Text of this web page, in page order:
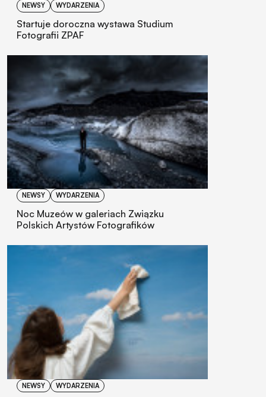
NEWSY WYDARZENIA
Startuje doroczna wystawa Studium
Fotografii ZPAF
NEWSY WYDARZENIA
Noc Muzeów w galeriach Związku
Polskich Artystów Fotografików
NEWSY WYDARZENIA